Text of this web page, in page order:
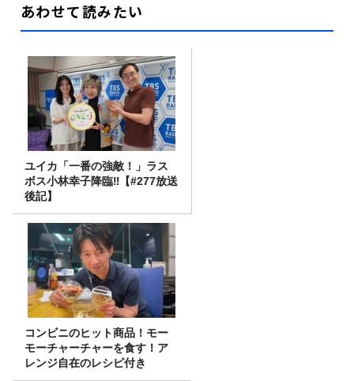
あわせて読みたい
ユイカ「一番の強敵！」ラス
ボス小林幸子降臨‼【#277放送
後記】
コンビニのヒット商品！モー
モーチャーチャーを食す！ア
レンジ自在のレシピ付き